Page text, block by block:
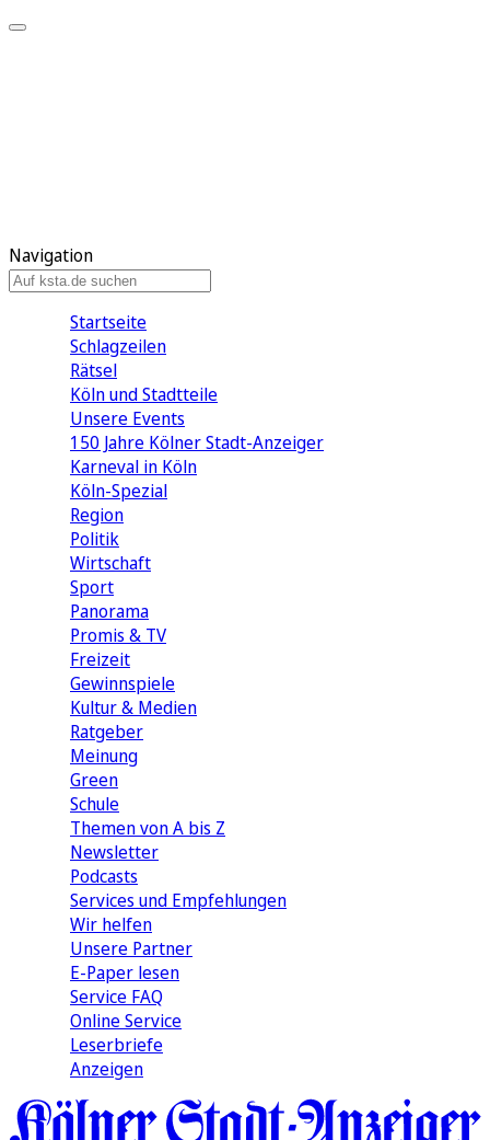
Navigation
Startseite
Schlagzeilen
Rätsel
Köln und Stadtteile
Unsere Events
150 Jahre Kölner Stadt-Anzeiger
Karneval in Köln
Köln-Spezial
Region
Politik
Wirtschaft
Sport
Panorama
Promis & TV
Freizeit
Gewinnspiele
Kultur & Medien
Ratgeber
Meinung
Green
Schule
Themen von A bis Z
Newsletter
Podcasts
Services und Empfehlungen
Wir helfen
Unsere Partner
E-Paper lesen
Service FAQ
Online Service
Leserbriefe
Anzeigen